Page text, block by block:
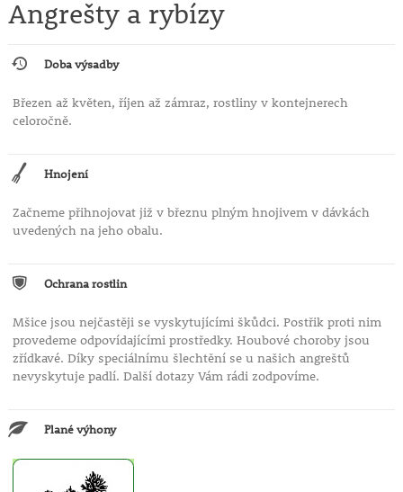
Angrešty a rybízy
Doba výsadby
Březen až květen, říjen až zámraz, rostliny v kontejnerech
celoročně.
Hnojení
Začneme přihnojovat již v březnu plným hnojivem v dávkách
uvedených na jeho obalu.
Ochrana rostlin
Mšice jsou nejčastěji se vyskytujícími škůdci. Postřik proti nim
provedeme odpovídajícími prostředky. Houbové choroby jsou
zřídkavé. Díky speciálnímu šlechtění se u našich angreštů
nevyskytuje padlí. Další dotazy Vám rádi zodpovíme.
Plané výhony